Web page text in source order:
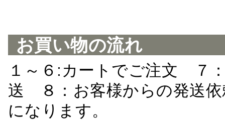
お買い物の流れ
１～６:カートでご注文 ７
送 ８：お客様からの発送
になります。